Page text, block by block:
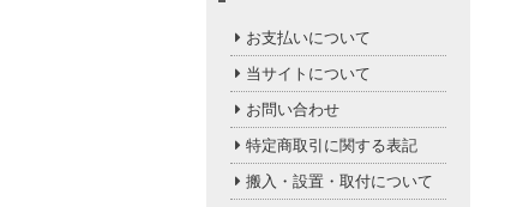
お支払いについて
当サイトについて
お問い合わせ
特定商取引に関する表記
搬入・設置・取付について